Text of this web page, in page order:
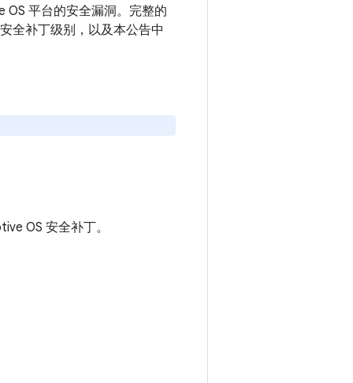
平台的安全漏洞。完整的
全补丁级别，以及本公告中
OS 安全补丁。